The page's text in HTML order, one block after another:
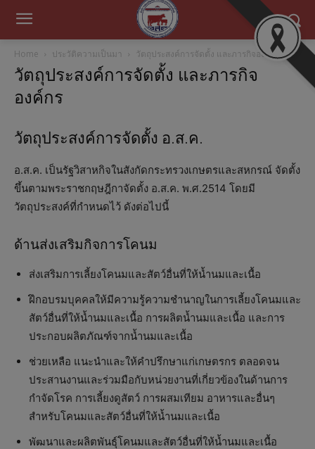
Home ประวัติความเป็นมา วัตถุประสงค์การจัดตั้ง และภารกิจองค์กร
วัตถุประสงค์การจัดตั้ง และภารกิจ
องค์กร
วัตถุประสงค์การจัดตั้ง อ.ส.ค.
อ.ส.ค. เป็นรัฐวิสาหกิจในสังกัดกระทรวงเกษตรและสหกรณ์ จัดตั้ง
ขึ้นตามพระราชกฤษฎีกาจัดตั้ง อ.ส.ค. พ.ศ.2514 โดยมี
วัตถุประสงค์ที่กำหนดไว้ ดังต่อไปนี้
ด้านส่งเสริมกิจการโคนม
ส่งเสริมการเลี้ยงโคนมและสัตว์อื่นที่ให้น้ำนมและเนื้อ
ฝึกอบรมบุคคลให้มีความรู้ความชำนาญในการเลี้ยงโคนมและ
สัตว์อื่นที่ให้น้ำนมและเนื้อ การผลิตน้ำนมและเนื้อ และการ
ประกอบผลิตภัณฑ์จากน้ำนมและเนื้อ
ช่วยเหลือ แนะนำและให้คำปรึกษาแก่เกษตรกร ตลอดจน
ประสานงานและร่วมมือกับหน่วยงานที่เกี่ยวข้องในด้านการ
กำจัดโรค การเลี้ยงดูสัตว์ การผสมเทียม อาหารและอื่นๆ
สำหรับโคนมและสัตว์อื่นที่ให้น้ำนมและเนื้อ
พัฒนาและผลิตพันธุ์โคนมและสัตว์อื่นที่ให้น้ำนมและเนื้อ